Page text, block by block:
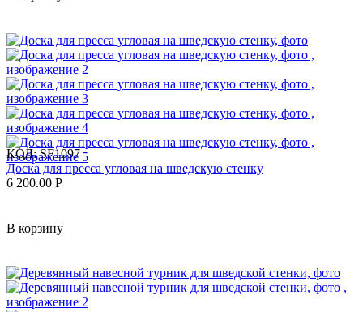
КОД: SF1097
Доска для пресса угловая на шведскую стенку
6 200.00 Р
В корзину